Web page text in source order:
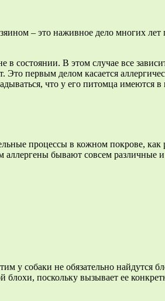
– это наживное дело многих
состоянии. В этом случае все
Это первым делом касается
что у его питомца имеются в
процессы в кожном покрове, как
бывают совсем различные и
у собаки не обязательно найдутся
блохи, поскольку вызывает ее